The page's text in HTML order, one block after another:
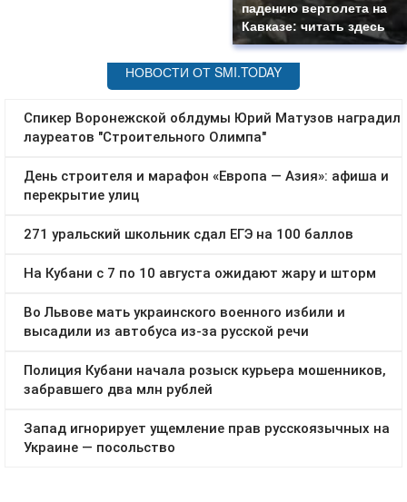
падению вертолета на
Кавказе: читать здесь